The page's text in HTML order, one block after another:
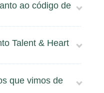
ao código de
Talent & Heart
que vimos de